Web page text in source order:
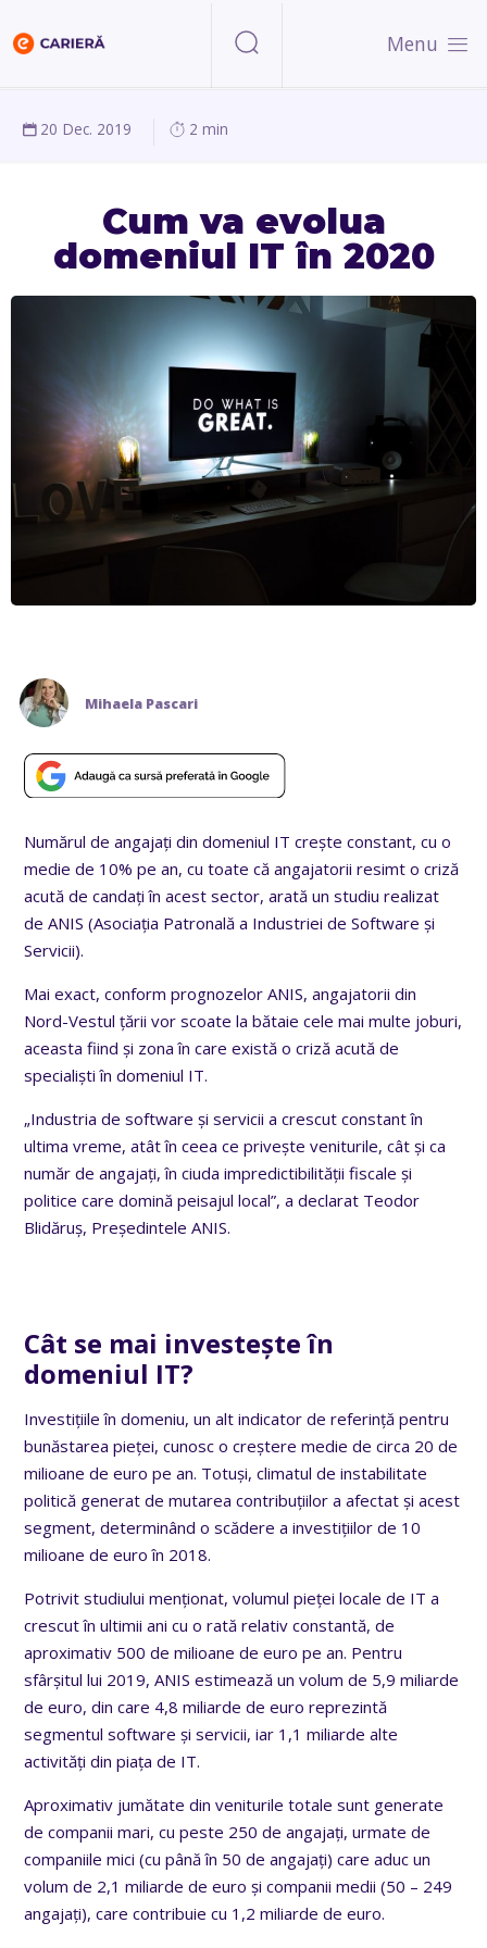
Menu
20 Dec. 2019 2 min
Cum va evolua
domeniul IT în 2020
Mihaela Pascari
Numărul de angajați din domeniul IT crește constant, cu o
medie de 10% pe an, cu toate că angajatorii resimt o criză
acută de candați în acest sector, arată un studiu realizat
de ANIS (Asociația Patronală a Industriei de Software și
Servicii).
Mai exact, conform prognozelor ANIS, angajatorii din
Nord-Vestul țării vor scoate la bătaie cele mai multe joburi,
aceasta fiind și zona în care există o criză acută de
specialiști în domeniul IT.
„Industria de software și servicii a crescut constant în
ultima vreme, atât în ceea ce privește veniturile, cât și ca
număr de angajați, în ciuda impredictibilității fiscale și
politice care domină peisajul local”, a declarat Teodor
Blidăruș, Președintele ANIS.
Cât se mai investește în
domeniul IT?
Investițiile în domeniu, un alt indicator de referință pentru
bunăstarea pieței, cunosc o creștere medie de circa 20 de
milioane de euro pe an. Totuși, climatul de instabilitate
politică generat de mutarea contribuțiilor a afectat și acest
segment, determinând o scădere a investițiilor de 10
milioane de euro în 2018.
Potrivit studiului menționat, volumul pieței locale de IT a
crescut în ultimii ani cu o rată relativ constantă, de
aproximativ 500 de milioane de euro pe an. Pentru
sfârșitul lui 2019, ANIS estimează un volum de 5,9 miliarde
de euro, din care 4,8 miliarde de euro reprezintă
segmentul software și servicii, iar 1,1 miliarde alte
activități din piața de IT.
Aproximativ jumătate din veniturile totale sunt generate
de companii mari, cu peste 250 de angajați, urmate de
companiile mici (cu până în 50 de angajați) care aduc un
volum de 2,1 miliarde de euro și companii medii (50 – 249
angajați), care contribuie cu 1,2 miliarde de euro.